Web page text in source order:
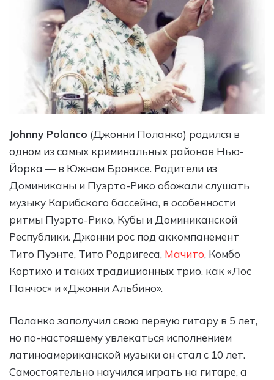
Johnny Polanco (Джонни Поланко) родился в
одном из самых криминальных районов Нью-
Йорка — в Южном Бронксе. Родители из
Доминиканы и Пуэрто-Рико обожали слушать
музыку Карибского бассейна, в особенности
ритмы Пуэрто-Рико, Кубы и Доминиканской
Республики. Джонни рос под аккомпанемент
Тито Пуэнте, Тито Родригеса, Мачито, Комбо
Кортихо и таких традиционных трио, как «Лос
Панчос» и «Джонни Альбино».
Поланко заполучил свою первую гитару в 5 лет,
но по-настоящему увлекаться исполнением
латиноамериканской музыки он стал с 10 лет.
Самостоятельно научился играть на гитаре, а